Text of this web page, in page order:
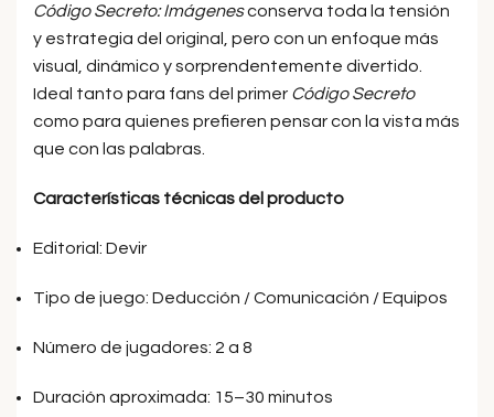
Código Secreto: Imágenesconserva toda la tensión
y estrategia del original, pero con un enfoque más
visual, dinámico y sorprendentemente divertido.
Ideal tanto para fans del primer Código Secreto
como para quienes prefieren pensar con la vista más
que con las palabras.
Características técnicas del producto
Editorial: Devir
Tipo de juego: Deducción / Comunicación / Equipos
Número de jugadores: 2 a 8
Duración aproximada: 15–30 minutos